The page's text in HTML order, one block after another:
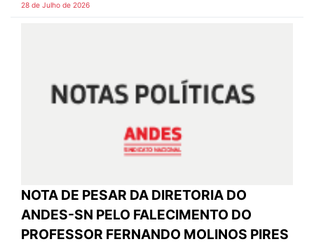
28 de Julho de 2026
NOTA DE PESAR DA DIRETORIA DO
ANDES-SN PELO FALECIMENTO DO
PROFESSOR FERNANDO MOLINOS PIRES